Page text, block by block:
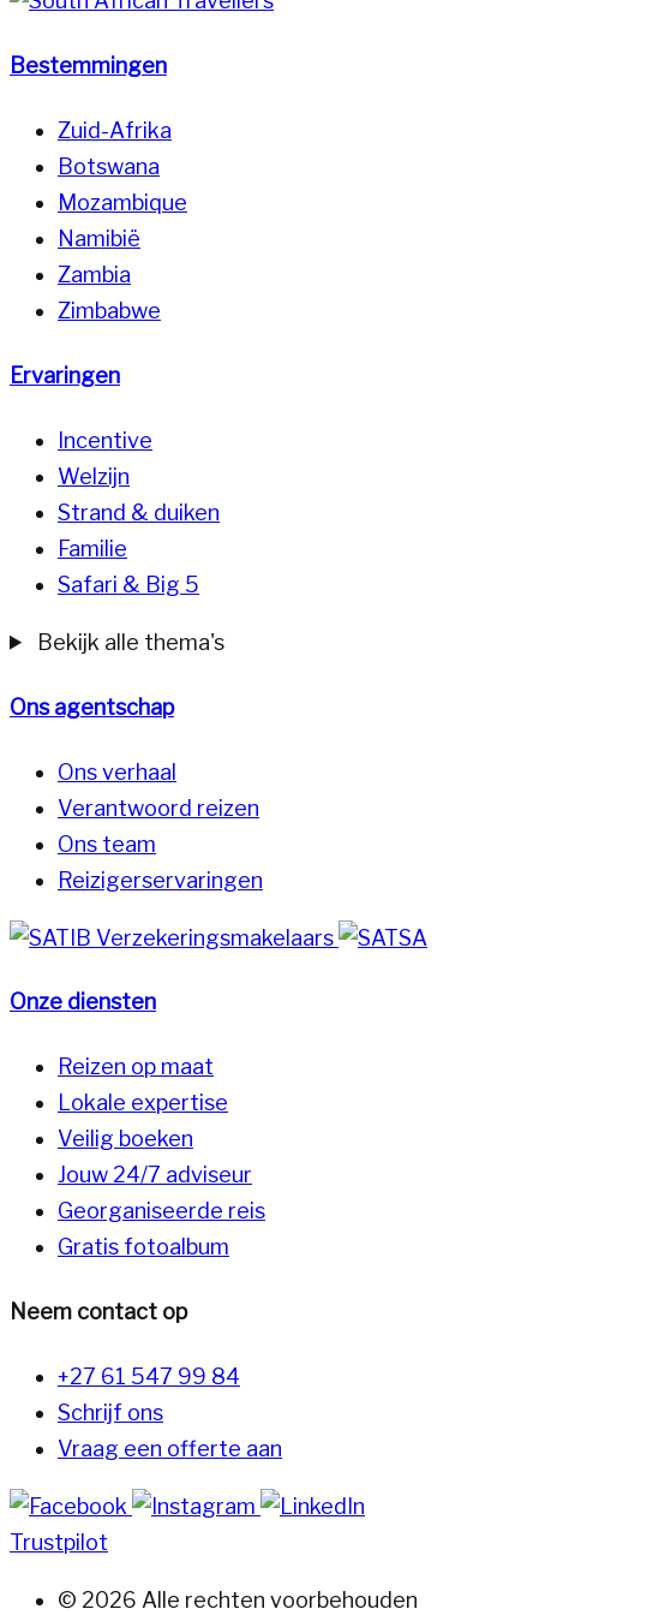
Bestemmingen
Zuid-Afrika
Botswana
Mozambique
Namibië
Zambia
Zimbabwe
Ervaringen
Incentive
Welzijn
Strand & duiken
Familie
Safari & Big 5
Bekijk alle thema's
Ons agentschap
Ons verhaal
Verantwoord reizen
Ons team
Reizigerservaringen
Onze diensten
Reizen op maat
Lokale expertise
Veilig boeken
Jouw 24/7 adviseur
Georganiseerde reis
Gratis fotoalbum
Neem contact op
+27 61 547 99 84
Schrijf ons
Vraag een offerte aan
Trustpilot
© 2026 Alle rechten voorbehouden